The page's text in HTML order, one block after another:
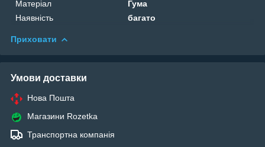
Матеріал
Гума
Наявність
багато
Приховати
Умови доставки
Нова Пошта
Магазини Rozetka
Транспортна компанія